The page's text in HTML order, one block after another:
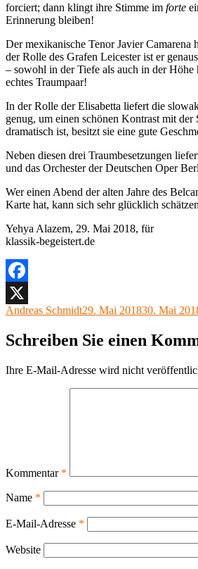
forciert; dann klingt ihre Stimme im forte
Erinnerung bleiben!
Der mexikanische Tenor Javier
der Rolle des Grafen Leicester ist er
– sowohl in der Tiefe als auch in der
echtes Traumpaar!
In der Rolle der Elisabetta liefert die
genug, um einen schönen Kontrast mit
dramatisch ist, besitzt sie eine gute
Neben diesen drei Traumbesetzungen
und das Orchester der Deutschen Oper
Wer einen Abend der alten Jahre des
Karte hat, kann sich sehr glücklich
Yehya Alazem, 29. Mai 2018, für
klassik-begeistert.de
Facebook
X
Autor
Andreas SchmidtVeröffentlicht
29. Mai 201830. Mai
Schreiben Sie einen
Ihre E-Mail-Adresse wird nicht
Kommentar *
Name *
E-Mail-Adresse *
Website